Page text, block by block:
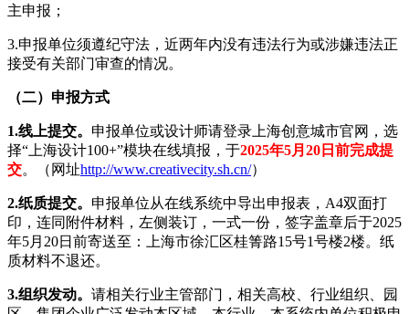
主申报；
3.申报单位须遵纪守法，近两年内没有违法行为或涉嫌违法正
接受有关部门审查的情况。
（二）申报方式
1.线上提交。 申报单位或设计师请登录上海创意城市官网，选
择“上海设计100+”模块在线填报，于2025年5月20日前完成提
交。（网址http://www.creativecity.sh.cn/）
2.纸质提交。 申报单位从在线系统中导出申报表，A4双面打
印，连同附件材料，左侧装订，一式一份，签字盖章后于2025
年5月20日前寄送至：上海市徐汇区桂箐路15号1号楼2楼。纸
质材料不退还。
3.组织发动。 请相关行业主管部门，相关高校、行业组织、园